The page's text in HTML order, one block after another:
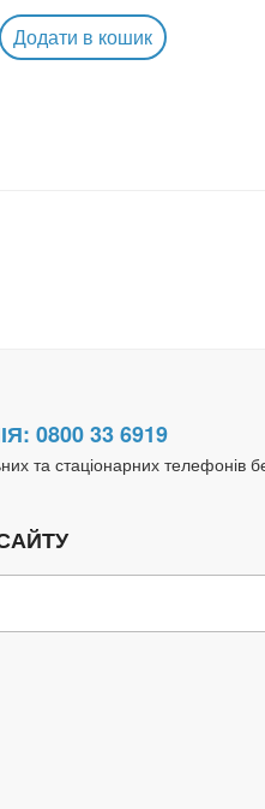
Додати в кошик
0800 33 6919
та стаціонарних телефонів